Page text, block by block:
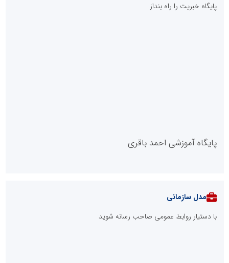
پایگاه خبریت را راه بنداز
پایگاه آموزشی احمد باقری
مدل سازمانی
با دستیار روابط عمومی صاحب رسانه شوید